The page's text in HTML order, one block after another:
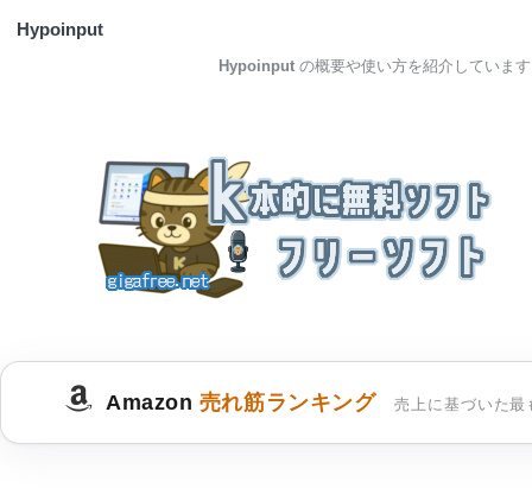
Hypoinput
Hypoinput の概要や使い方を紹介しています
Amazon 売れ筋ランキング 売上に基づいた最